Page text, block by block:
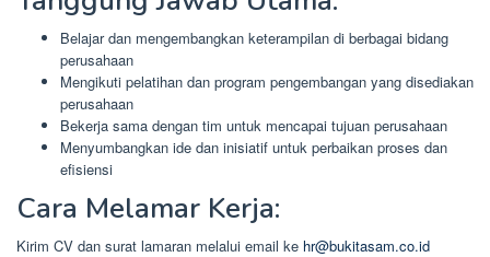
Belajar dan mengembangkan keterampilan di berbagai bidang
perusahaan
Mengikuti pelatihan dan program pengembangan yang disediakan
perusahaan
Bekerja sama dengan tim untuk mencapai tujuan perusahaan
Menyumbangkan ide dan inisiatif untuk perbaikan proses dan
efisiensi
Cara Melamar Kerja:
Kirim CV dan surat lamaran melalui email ke hr@bukitasam.co.id